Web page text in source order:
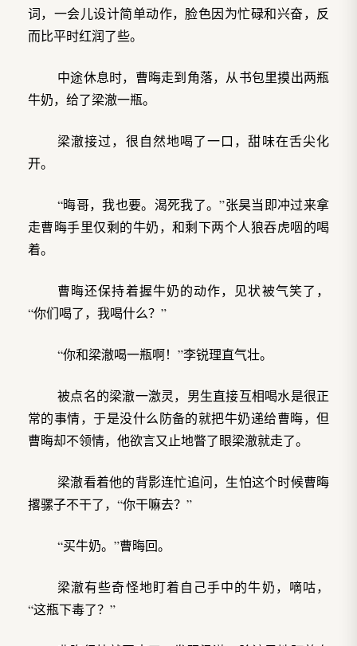
词，一会儿设计简单动作，脸色因为忙碌和兴奋，反
而比平时红润了些。
中途休息时，曹晦走到角落，从书包里摸出两瓶
牛奶，给了梁澈一瓶。
梁澈接过，很自然地喝了一口，甜味在舌尖化
开。
“晦哥，我也要。渴死我了。”张昊当即冲过来拿
走曹晦手里仅剩的牛奶，和剩下两个人狼吞虎咽的喝
着。
曹晦还保持着握牛奶的动作，见状被气笑了，
“你们喝了，我喝什么？”
“你和梁澈喝一瓶啊！”李锐理直气壮。
被点名的梁澈一激灵，男生直接互相喝水是很正
常的事情，于是没什么防备的就把牛奶递给曹晦，但
曹晦却不领情，他欲言又止地瞥了眼梁澈就走了。
梁澈看着他的背影连忙追问，生怕这个时候曹晦
撂骡子不干了，“你干嘛去？”
“买牛奶。”曹晦回。
梁澈有些奇怪地盯着自己手中的牛奶，嘀咕，
“这瓶下毒了？”